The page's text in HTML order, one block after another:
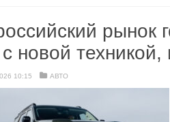
рынок
новой техникой,
10:15 АВТО